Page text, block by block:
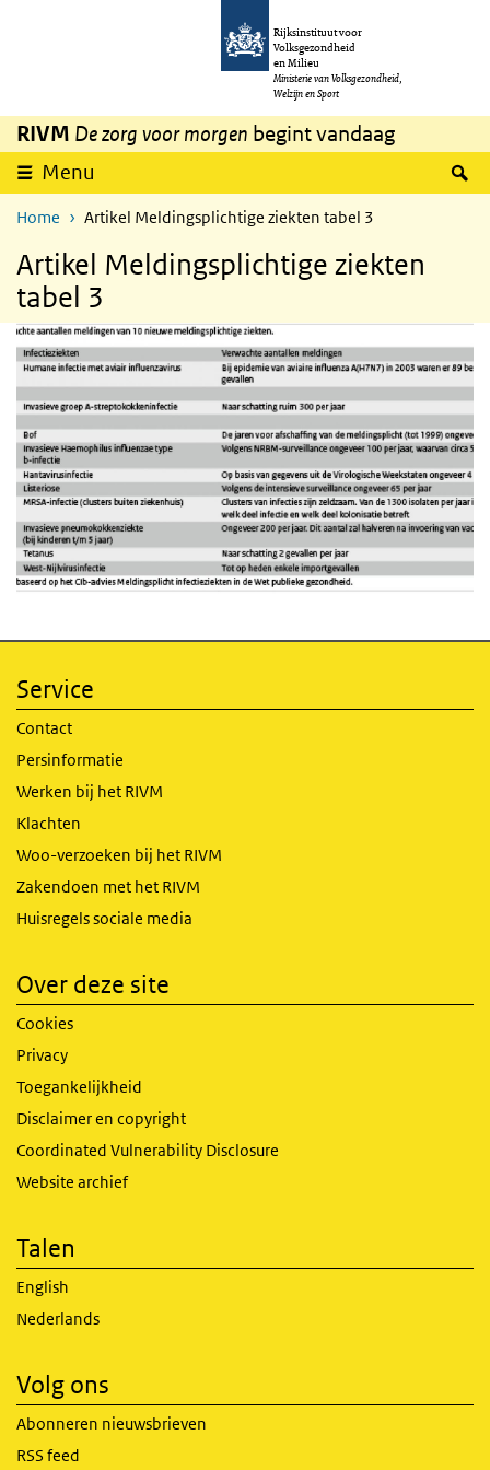
Overslaan en naar de inhoud gaan
Rijksinstituut voor
Volksgezondheid
en Milieu
Ministerie van Volksgezondheid,
Welzijn en Sport
RIVM De zorg voor morgen begint vandaag
Menu
Home Artikel Meldingsplichtige ziekten tabel 3
Artikel Meldingsplichtige ziekten
tabel 3
Service
Contact
Persinformatie
Werken bij het RIVM
Klachten
Woo-verzoeken bij het RIVM
Zakendoen met het RIVM
Huisregels sociale media
Over deze site
Cookies
Privacy
Toegankelijkheid
Disclaimer en copyright
Coordinated Vulnerability Disclosure
Website archief
Talen
English
Nederlands
Volg ons
Abonneren nieuwsbrieven
RSS feed